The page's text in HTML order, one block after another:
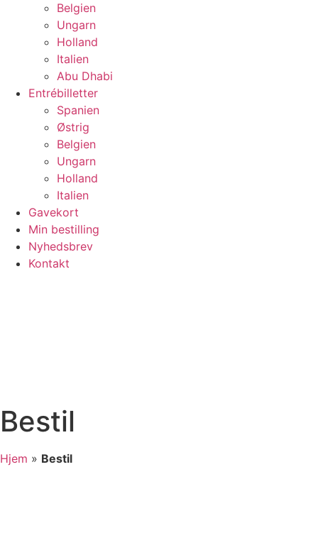
Belgien
Ungarn
Holland
Italien
Abu Dhabi
Entrébilletter
Spanien
Østrig
Belgien
Ungarn
Holland
Italien
Gavekort
Min bestilling
Nyhedsbrev
Kontakt
Bestil
Hjem » Bestil